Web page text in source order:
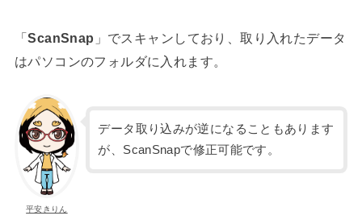
「ScanSnap 」でスキャンしており、取り入れたデータ
はパソコンのフォルダに入れます。
平安きりん
データ取り込みが逆になることもあります
が、ScanSnapで修正可能です。